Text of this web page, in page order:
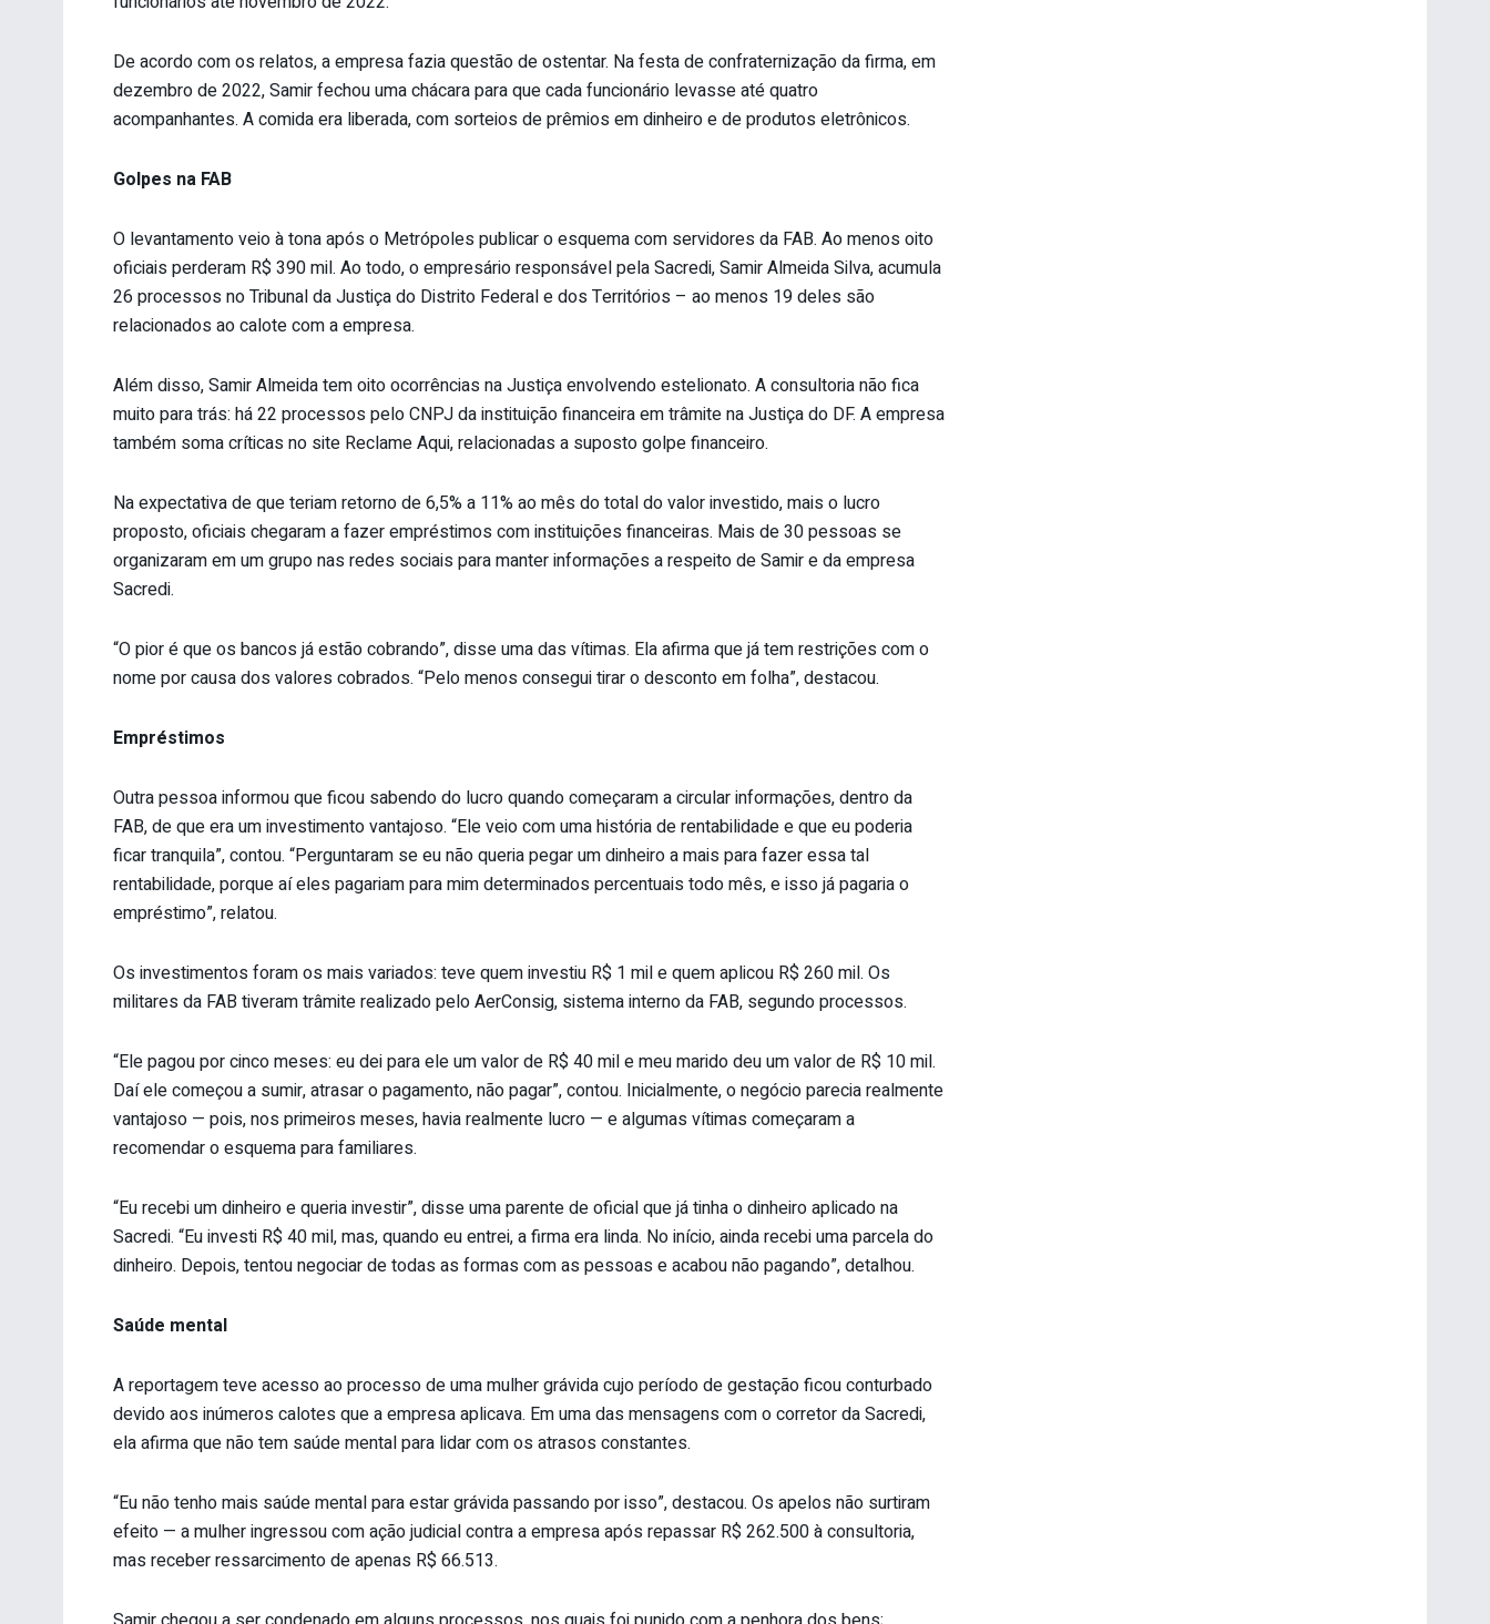
De acordo com os relatos, a empresa fazia questão de ostentar. Na festa de confraternização da firma, em
dezembro de 2022, Samir fechou uma chácara para que cada funcionário levasse até quatro
acompanhantes. A comida era liberada, com sorteios de prêmios em dinheiro e de produtos eletrônicos.
Golpes na FAB
O levantamento veio à tona após o Metrópoles publicar o esquema com servidores da FAB. Ao menos oito
oficiais perderam R$ 390 mil. Ao todo, o empresário responsável pela Sacredi, Samir Almeida Silva, acumula
26 processos no Tribunal da Justiça do Distrito Federal e dos Territórios – ao menos 19 deles são
relacionados ao calote com a empresa.
Além disso, Samir Almeida tem oito ocorrências na Justiça envolvendo estelionato. A consultoria não fica
muito para trás: há 22 processos pelo CNPJ da instituição financeira em trâmite na Justiça do DF. A empresa
também soma críticas no site Reclame Aqui, relacionadas a suposto golpe financeiro.
Na expectativa de que teriam retorno de 6,5% a 11% ao mês do total do valor investido, mais o lucro
proposto, oficiais chegaram a fazer empréstimos com instituições financeiras. Mais de 30 pessoas se
organizaram em um grupo nas redes sociais para manter informações a respeito de Samir e da empresa
Sacredi.
“O pior é que os bancos já estão cobrando”, disse uma das vítimas. Ela afirma que já tem restrições com o
nome por causa dos valores cobrados. “Pelo menos consegui tirar o desconto em folha”, destacou.
Empréstimos
Outra pessoa informou que ficou sabendo do lucro quando começaram a circular informações, dentro da
FAB, de que era um investimento vantajoso. “Ele veio com uma história de rentabilidade e que eu poderia
ficar tranquila”, contou. “Perguntaram se eu não queria pegar um dinheiro a mais para fazer essa tal
rentabilidade, porque aí eles pagariam para mim determinados percentuais todo mês, e isso já pagaria o
empréstimo”, relatou.
Os investimentos foram os mais variados: teve quem investiu R$ 1 mil e quem aplicou R$ 260 mil. Os
militares da FAB tiveram trâmite realizado pelo AerConsig, sistema interno da FAB, segundo processos.
“Ele pagou por cinco meses: eu dei para ele um valor de R$ 40 mil e meu marido deu um valor de R$ 10 mil.
Daí ele começou a sumir, atrasar o pagamento, não pagar”, contou. Inicialmente, o negócio parecia realmente
vantajoso — pois, nos primeiros meses, havia realmente lucro — e algumas vítimas começaram a
recomendar o esquema para familiares.
“Eu recebi um dinheiro e queria investir”, disse uma parente de oficial que já tinha o dinheiro aplicado na
Sacredi. “Eu investi R$ 40 mil, mas, quando eu entrei, a firma era linda. No início, ainda recebi uma parcela do
dinheiro. Depois, tentou negociar de todas as formas com as pessoas e acabou não pagando”, detalhou.
Saúde mental
A reportagem teve acesso ao processo de uma mulher grávida cujo período de gestação ficou conturbado
devido aos inúmeros calotes que a empresa aplicava. Em uma das mensagens com o corretor da Sacredi,
ela afirma que não tem saúde mental para lidar com os atrasos constantes.
“Eu não tenho mais saúde mental para estar grávida passando por isso”, destacou. Os apelos não surtiram
efeito — a mulher ingressou com ação judicial contra a empresa após repassar R$ 262.500 à consultoria,
mas receber ressarcimento de apenas R$ 66.513.